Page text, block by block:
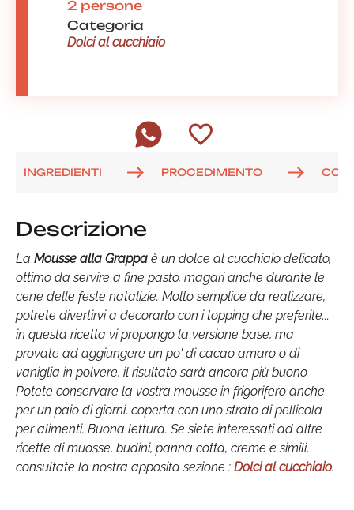
2 persone
Categoria
Dolci al cucchiaio
INGREDIENTI PROCEDIMENTO
Descrizione
La Mousse alla Grappa è un dolce al cucchiaio delicato,
ottimo da servire a fine pasto, magari anche durante le
cene delle feste natalizie. Molto semplice da realizzare,
potrete divertirvi a decorarlo con i topping che preferite...
in questa ricetta vi propongo la versione base, ma
provate ad aggiungere un po' di cacao amaro o di
vaniglia in polvere, il risultato sarà ancora più buono.
Potete conservare la vostra mousse in frigorifero anche
per un paio di giorni, coperta con uno strato di pellicola
per alimenti. Buona lettura. Se siete interessati ad altre
ricette di muosse, budini, panna cotta, creme e simili,
consultate la nostra apposita sezione : Dolci al cucchiaio.